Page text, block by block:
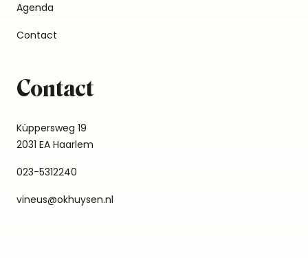
Agenda
Contact
Contact
Küppersweg 19
2031 EA Haarlem
023-5312240
vineus@okhuysen.nl